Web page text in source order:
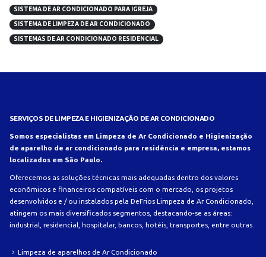
SISTEMA DE AR CONDICIONADO PARA IGREJA
SISTEMA DE LIMPEZA DE AR CONDICIONADO
SISTEMAS DE AR CONDICIONADO RESIDENCIAL
SERVIÇOS DE LIMPEZA E HIGIENIZAÇÃO DE AR CONDICIONADO
Somos especialistas em Limpeza de Ar Condicionado e Higienização
de aparelho de ar condicionado para residência e empresa, estamos
localizados em São Paulo.
Oferecemos as soluções técnicas mais adequadas dentro dos valores
econômicos e financeiros compatíveis com o mercado, os projetos
desenvolvidos e / ou instalados pela DeFrios Limpeza de Ar Condicionado,
atingem os mais diversificados segmentos, destacando-se as áreas:
industrial, residencial, hospitalar, bancos, hotéis, transportes, entre outras.
Limpeza de aparelhos de Ar Condicionado